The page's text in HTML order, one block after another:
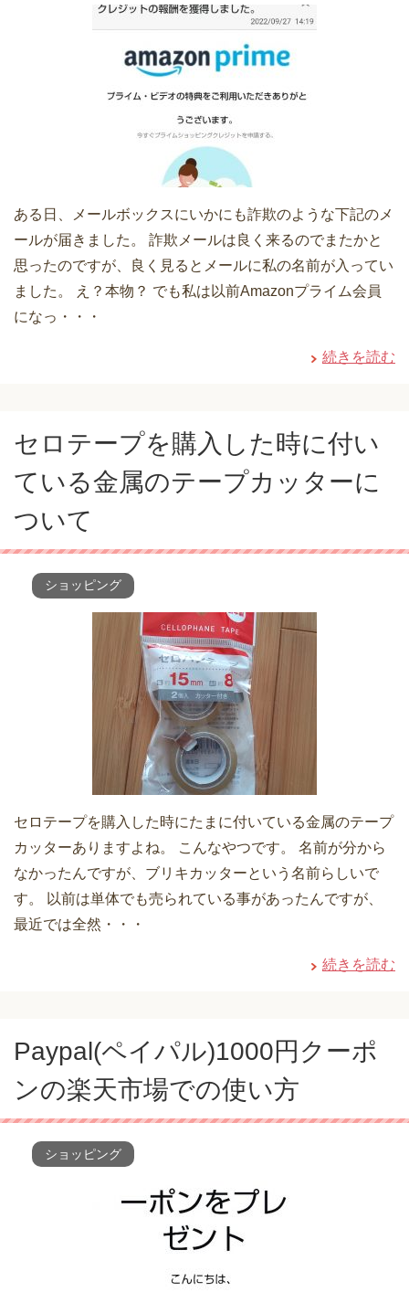
ある日、メールボックスにいかにも詐欺のような下記のメ
ールが届きました。 詐欺メールは良く来るのでまたかと
思ったのですが、良く見るとメールに私の名前が入ってい
ました。 え？本物？ でも私は以前Amazonプライム会員
になっ・・・
続きを読む
セロテープを購入した時に付い
ている金属のテープカッターに
ついて
ショッピング
セロテープを購入した時にたまに付いている金属のテープ
カッターありますよね。 こんなやつです。 名前が分から
なかったんですが、ブリキカッターという名前らしいで
す。 以前は単体でも売られている事があったんですが、
最近では全然・・・
続きを読む
Paypal(ペイパル)1000円クーポ
ンの楽天市場での使い方
ショッピング